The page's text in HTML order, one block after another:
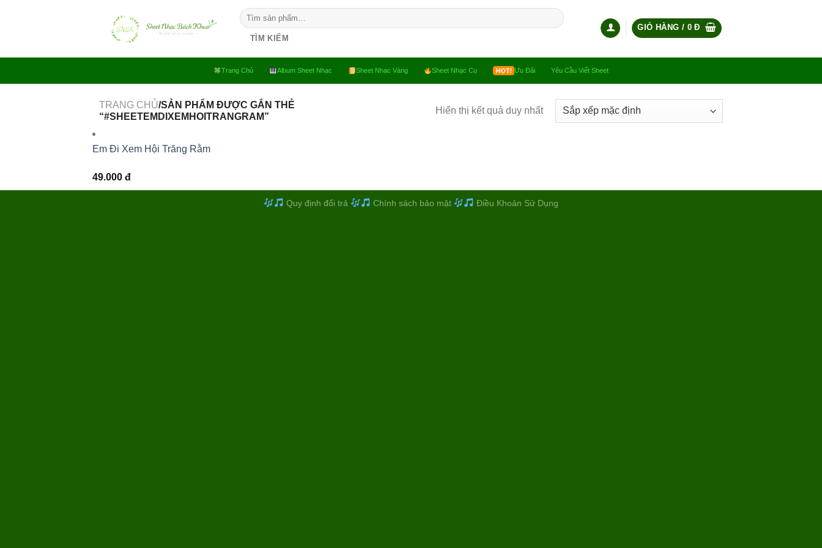
Tìm
kiếm:
TÌM KIẾM
GIỎ HÀNG / 0Đ
Trang Chủ Album Sheet Nhạc Sheet Nhạc Vàng Sheet Nhạc Cụ Ưu Đãi Yêu Cầu Viết Sheet
TRANG CHỦ/SẢN PHẨM ĐƯỢC GẮN THẺ
“#SHEETEMDIXEMHOITRANGRAM”
Hiển thị kết quả duy nhất
Em Đi Xem Hội Trăng Rằm
49.000 đ
Quy định đổi trả Chính sách bảo mật Điều Khoản Sử Dụng